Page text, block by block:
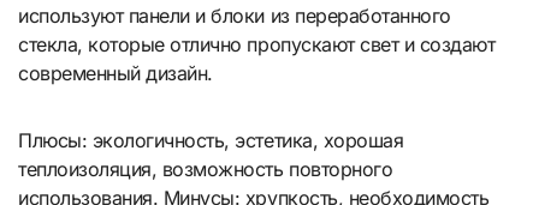
используют панели и блоки из переработанного
стекла, которые отлично пропускают свет и создают
современный дизайн.
Плюсы: экологичность, эстетика, хорошая
теплоизоляция, возможность повторного
использования. Минусы: хрупкость, необходимость